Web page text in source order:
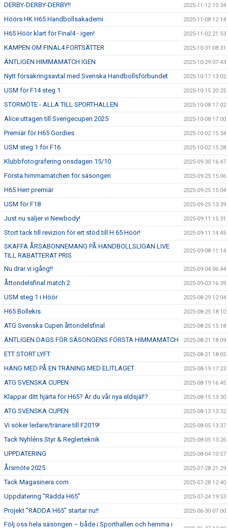
DERBY-DERBY-DERBY!! 2025-11-12 10:34
Höörs HK H65 Handbollsakademi 2025-11-08 12:14
H65 Höör klart för Final4 - igen! 2025-11-02 21:53
KAMPEN OM FINAL4 FORTSÄTTER 2025-10-31 08:31
ÄNTLIGEN HIMMAMATCH IGEN 2025-10-29 07:43
Nytt försäkringsavtal med Svenska Handbollsförbundet 2025-10-17 13:02
USM för F14 steg 1 2025-10-15 20:25
STORMÖTE - ALLA TILL SPORTHALLEN 2025-10-08 17:02
Alice uttagen till Sverigecupen 2025 2025-10-08 17:00
Premiär för H65 Gordies 2025-10-02 15:34
USM steg 1 för F16 2025-10-02 15:28
Klubbfotografering onsdagen 15/10 2025-09-30 16:47
Första himmamatchen för säsongen 2025-09-25 15:06
H65 Herr premiär 2025-09-25 15:04
USM för F18 2025-09-25 13:39
Just nu säljer vi Newbody! 2025-09-11 15:31
Stort tack till revizion för ert stöd till H 65 Höör! 2025-09-11 14:45
SKAFFA ÅRSABONNEMANG PÅ HANDBOLLSLIGAN LIVE
TILL RABATTERAT PRIS
2025-09-08 11:14
Nu drar vi igång!! 2025-09-04 06:44
Åttondelsfinal match 2 2025-09-03 16:39
USM steg 1 i Höör 2025-08-29 12:04
H65 Bollekis 2025-08-25 18:10
ATG Svenska Cupen åttondelsfinal 2025-08-25 15:18
ÄNTLIGEN DAGS FÖR SÄSONGENS FÖRSTA HIMMAMATCH 2025-08-21 18:09
ETT STORT LYFT 2025-08-21 18:05
HÄNG MED PÅ EN TRÄNING MED ELITLAGET 2025-08-19 17:23
ATG SVENSKA CUPEN 2025-08-19 16:45
Klappar ditt hjärta för H65? Är du vår nya eldsjäl!? 2025-08-15 13:30
ATG SVENSKA CUPEN 2025-08-13 13:32
Vi söker ledare/tränare till F2019! 2025-08-05 13:37
Tack Nyhléns Styr & Reglerteknik 2025-08-05 13:26
UPPDATERING 2025-08-04 10:57
Årsmöte 2025 2025-07-28 21:29
Tack Magasinera.com 2025-07-28 12:40
Uppdatering "Rädda H65" 2025-07-24 19:53
Projekt ”RÄDDA H65” startar nu!! 2025-06-30 07:00
Följ oss hela säsongen – både i Sporthallen och hemma i